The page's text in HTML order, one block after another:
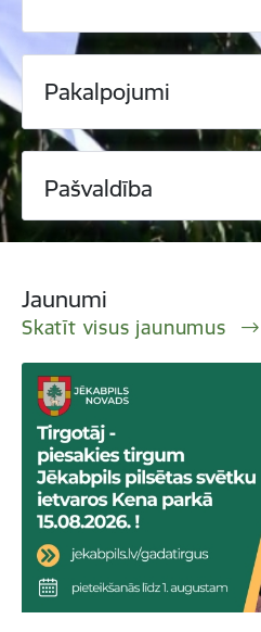
Pakalpojumi
Pašvaldība
Jaunumi
Skatīt visus jaunumus